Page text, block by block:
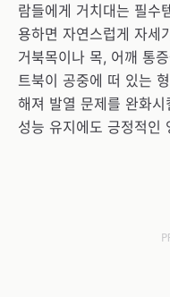
람들에게 거치대는 필수
용하면 자연스럽게 자세
거북목이나 목, 어깨 통
트북이 공중에 떠 있는
해져 발열 문제를 완화
성능 유지에도 긍정적인